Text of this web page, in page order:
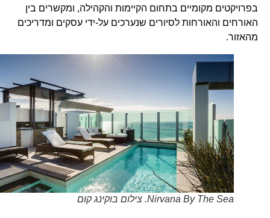
בפרויקטים מקומיים בתחום הקיימות והקהילה, ומקשרים בין
האורחים והאורחות לסיורים שנערכים על-ידי עסקים ומדריכים
מהאזור.
Nirvana By The Sea. צילום בוקינג קום